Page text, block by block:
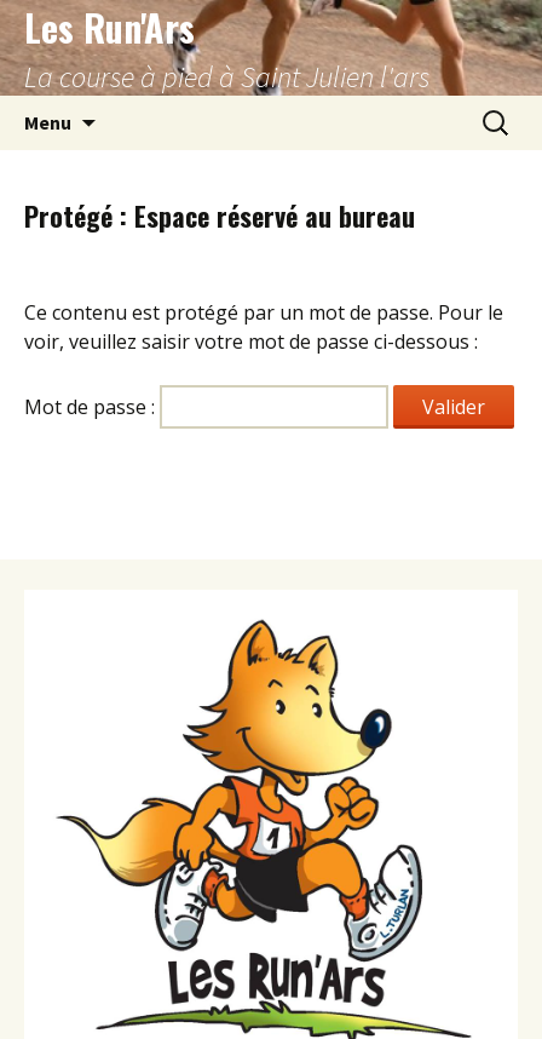
Aller
au
contenu
Les Run'Ars
La course à pied à Saint Julien l'ars
Menu
Protégé : Espace réservé au bureau
Ce contenu est protégé par un mot de passe. Pour le
voir, veuillez saisir votre mot de passe ci-dessous :
Mot de passe :